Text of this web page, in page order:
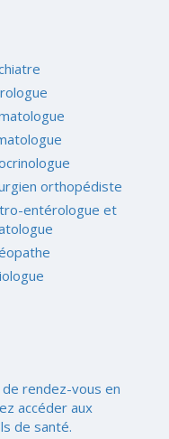
orthopédiste
entérologue et
rendez-vous en
accéder aux
de santé.